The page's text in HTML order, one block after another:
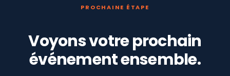
PROCHAINE ÉTAPE
Voyons votre prochain
événement ensemble.